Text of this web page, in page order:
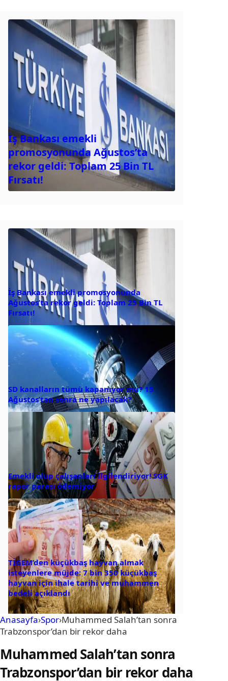
İş Bankası emekli
promosyonunda Ağustos’ta
rekor geldi: Toplam 25 Bin TL
Fırsatı!
İş Bankası emekli promosyonunda
Ağustos’ta rekor geldi: Toplam 25 Bin TL
Fırsatı!
SD kanalların tümü kapanıyor mu? 15
Ağustos’tan sonra ne yapılacak?
Emekli olup çalışanları ilgilendiriyor! SGK
rapor parası ödemiyor
TİGEM’den küçükbaş hayvan almak
isteyenlere müjde: 7 bin 350 küçükbaş
hayvan için ihale tarihi ve muhammen
bedeli açıklandı
Anasayfa›Spor›Muhammed Salah’tan sonra
Trabzonspor’dan bir rekor daha
Muhammed Salah’tan sonra
Trabzonspor’dan bir rekor daha